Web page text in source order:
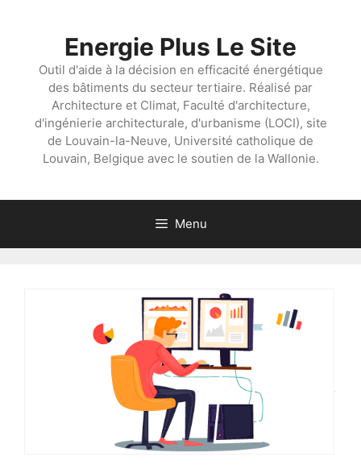
Energie Plus Le Site
Outil d'aide à la décision en efficacité énergétique
des bâtiments du secteur tertiaire. Réalisé par
Architecture et Climat, Faculté d'architecture,
d'ingénierie architecturale, d'urbanisme (LOCI), site
de Louvain-la-Neuve, Université catholique de
Louvain, Belgique avec le soutien de la Wallonie.
Menu